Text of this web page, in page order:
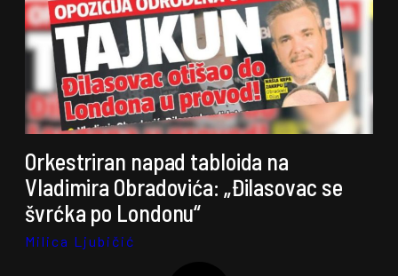
Orkestriran napad tabloida na
Vladimira Obradovića: „Đilasovac se
švrćka po Londonu“
Milica Ljubičić